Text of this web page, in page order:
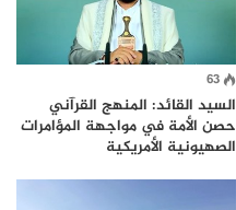
63
السيد القائد: المنهج القرآني
حصن الأمة في مواجهة المؤامرات
الصهيونية الأمريكية